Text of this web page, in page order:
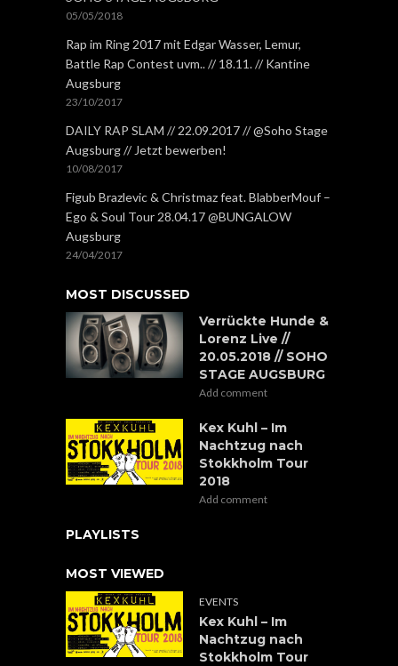
05/05/2018
Rap im Ring 2017 mit Edgar Wasser, Lemur,
Battle Rap Contest uvm.. // 18.11. // Kantine
Augsburg
23/10/2017
DAILY RAP SLAM // 22.09.2017 // @Soho Stage
Augsburg // Jetzt bewerben!
10/08/2017
Figub Brazlevic & Christmaz feat. BlabberMouf –
Ego & Soul Tour 28.04.17 @BUNGALOW
Augsburg
24/04/2017
MOST DISCUSSED
Verrückte Hunde &
Lorenz Live //
20.05.2018 // SOHO
STAGE AUGSBURG
Add comment
Kex Kuhl – Im
Nachtzug nach
Stokkholm Tour
2018
Add comment
PLAYLISTS
MOST VIEWED
EVENTS
Kex Kuhl – Im
Nachtzug nach
Stokkholm Tour